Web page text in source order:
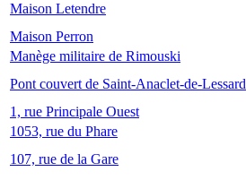
Maison Letendre
Maison Perron
Manège militaire de Rimouski
Pont couvert de Saint-Anaclet-de-Lessard
1, rue Principale Ouest
1053, rue du Phare
107, rue de la Gare